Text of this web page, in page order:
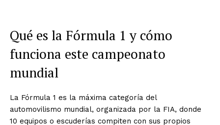
Qué es la Fórmula 1 y cómo
funciona este campeonato
mundial
La Fórmula 1 es la máxima categoría del
automovilismo mundial, organizada por la FIA, donde
10 equipos o escuderías compiten con sus propios